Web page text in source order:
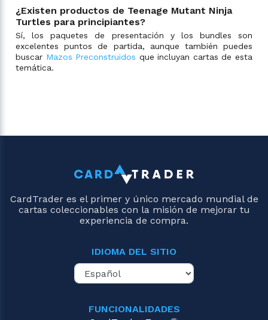
¿Existen productos de Teenage Mutant Ninja
Turtles para principiantes?
Sí, los paquetes de presentación y los bundles son
excelentes puntos de partida, aunque también puedes
buscar Mazos Preconstruidos que incluyan cartas de esta
temática.
CardTrader es el primer y único mercado mundial de
cartas coleccionables con la misión de mejorar tu
experiencia de compra.
IDIOMA DEL SITIO
FUNCIONALIDADES